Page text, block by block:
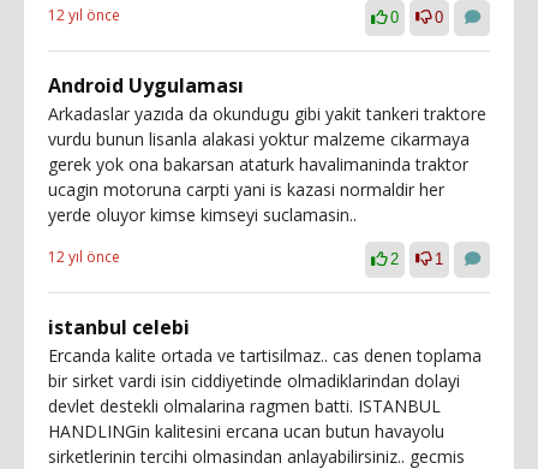
12 yıl önce 0 0
Android Uygulaması
Arkadaslar yazıda da okundugu gibi yakit tankeri traktore
vurdu bunun lisanla alakasi yoktur malzeme cikarmaya
gerek yok ona bakarsan ataturk havalimaninda traktor
ucagin motoruna carpti yani is kazasi normaldir her
yerde oluyor kimse kimseyi suclamasin..
12 yıl önce 2 1
istanbul celebi
Ercanda kalite ortada ve tartisilmaz.. cas denen toplama
bir sirket vardi isin ciddiyetinde olmadiklarindan dolayi
devlet destekli olmalarina ragmen batti. ISTANBUL
HANDLINGin kalitesini ercana ucan butun havayolu
sirketlerinin tercihi olmasindan anlayabilirsiniz.. gecmis